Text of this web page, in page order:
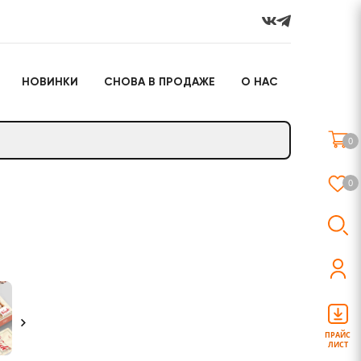
НОВИНКИ СНОВА В ПРОДАЖЕ О НАС
Настольные игры
Подарочные наборы
Слайм
0
0
ПРАЙС
ЛИСТ